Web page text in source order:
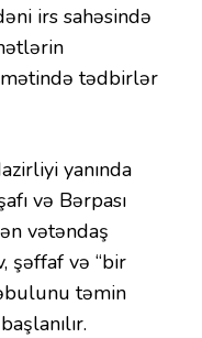
irs sahəsində
tədbirlər
yanında
və Bərpası
vətəndaş
şəffaf və “bir
təmin